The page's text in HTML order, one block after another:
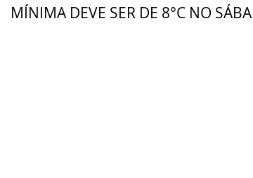
MÍNIMA DEVE SER DE 8°C NO